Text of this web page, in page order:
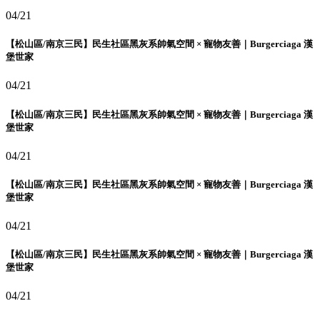
04/21
【松山區/南京三民】民生社區黑灰系帥氣空間 × 寵物友善｜Burgerciaga 漢
堡世家
04/21
【松山區/南京三民】民生社區黑灰系帥氣空間 × 寵物友善｜Burgerciaga 漢
堡世家
04/21
【松山區/南京三民】民生社區黑灰系帥氣空間 × 寵物友善｜Burgerciaga 漢
堡世家
04/21
【松山區/南京三民】民生社區黑灰系帥氣空間 × 寵物友善｜Burgerciaga 漢
堡世家
04/21